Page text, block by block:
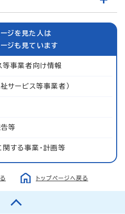
ジを見た人は
ジも見ています
等事業者向け情報
サービス等事業者）
等
する事業・計画等
トップページへ戻る